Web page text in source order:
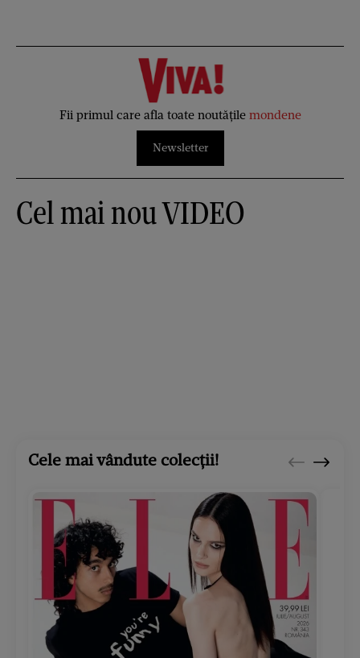
Fii primul care afla toate noutățile mondene
Newsletter
Cel mai nou VIDEO
Cele mai vândute colecții!